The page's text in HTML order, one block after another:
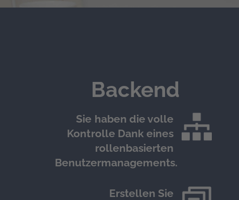
Backend
Sie haben die volle
Kontrolle Dank eines
rollenbasierten
Benutzermanagements.
Erstellen Sie